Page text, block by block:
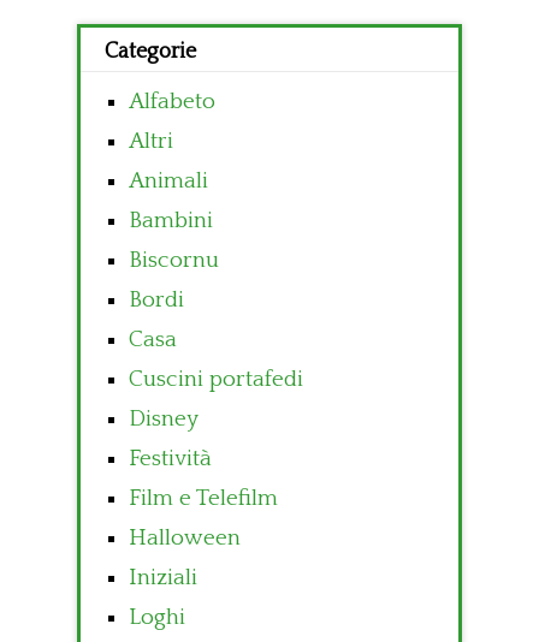
Categorie
Alfabeto
Altri
Animali
Bambini
Biscornu
Bordi
Casa
Cuscini portafedi
Disney
Festività
Film e Telefilm
Halloween
Iniziali
Loghi